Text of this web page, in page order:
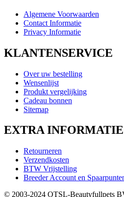
Algemene Voorwaarden
Contact Informatie
Privacy Informatie
KLANTENSERVICE
Over uw bestelling
Wensenlijst
Produkt vergelijking
Cadeau bonnen
Sitemap
EXTRA INFORMATIE
Retourneren
Verzendkosten
BTW Vrijstelling
Breeder Account en
© 2003-2024 OTSL-Beautyfullpets